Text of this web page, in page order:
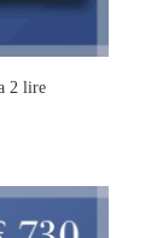
2 lire